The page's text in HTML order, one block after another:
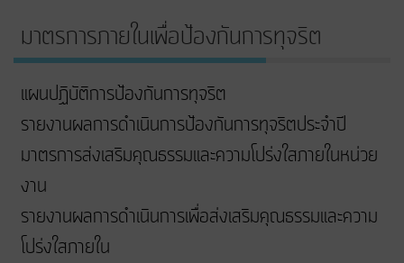
มาตรการภายในเพื่อป้องกันการทุจริต
แผนปฏิบัติการป้องกันการทุจริต
รายงานผลการดำเนินการป้องกันการทุจริตประจำปี
มาตรการส่งเสริมคุณธรรมและความโปร่งใสภายในหน่วย
งาน
รายงานผลการดำเนินการเพื่อส่งเสริมคุณธรรมและความ
โปร่งใสภายใน